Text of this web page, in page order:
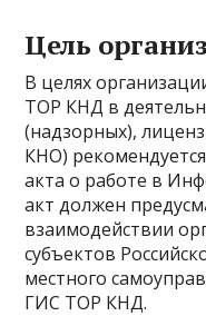
Цель
В целях
ТОР КНД в
(надзорных),
КНО)
акта о работе в
акт должен
взаимодействии
субъектов
местного
ГИС ТОР КНД.